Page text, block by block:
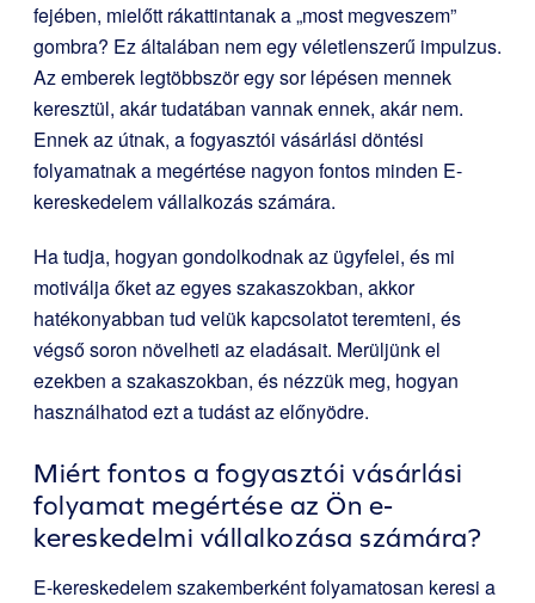
fejében, mielőtt rákattintanak a „most megveszem”
gombra? Ez általában nem egy véletlenszerű impulzus.
Az emberek legtöbbször egy sor lépésen mennek
keresztül, akár tudatában vannak ennek, akár nem.
Ennek az útnak, a fogyasztói vásárlási döntési
folyamatnak a megértése nagyon fontos minden E-
kereskedelem vállalkozás számára.
Ha tudja, hogyan gondolkodnak az ügyfelei, és mi
motiválja őket az egyes szakaszokban, akkor
hatékonyabban tud velük kapcsolatot teremteni, és
végső soron növelheti az eladásait. Merüljünk el
ezekben a szakaszokban, és nézzük meg, hogyan
használhatod ezt a tudást az előnyödre.
Miért fontos a fogyasztói vásárlási
folyamat megértése az Ön e-
kereskedelmi vállalkozása számára?
E-kereskedelem szakemberként folyamatosan keresi a